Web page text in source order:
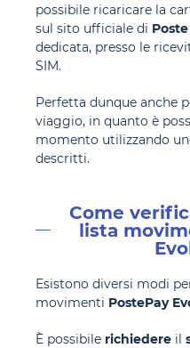
possibile ricaricare la
sul sito ufficiale di
dedicata, presso le
SIM.
Perfetta dunque anche
viaggio, in quanto è
momento utilizzando
descritti.
Come
lista
Esistono diversi modi
movimenti PostePay
È possibile richiedere il